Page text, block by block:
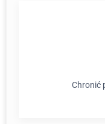
Chronić